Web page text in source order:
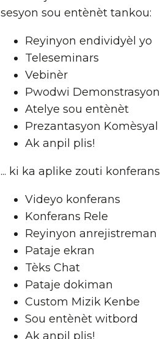
sesyon sou entènèt tankou:
Reyinyon endividyèl yo
Teleseminars
Vebinèr
Pwodwi Demonstrasyon
Atelye sou entènèt
Prezantasyon
Ak anpil plis!
... ki ka aplike zouti
Videyo konferans
Konferans Rele
Reyinyon anrejistreman
Pataje ekran
Tèks Chat
Pataje dokiman
Custom Mizik Kenbe
Sou entènèt witbord
Ak anpil plis!